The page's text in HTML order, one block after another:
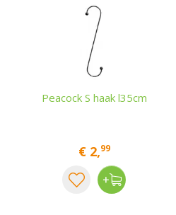
Peacock S haak l35cm
€ 2,99